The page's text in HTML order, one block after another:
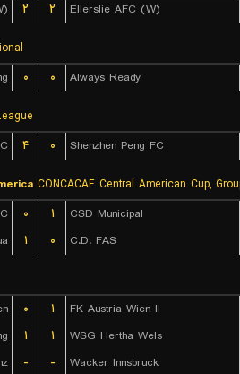
۲ ۲ Ellerslie AFC (W)
۰ ۰ Always Ready
۴ ۰ Shenzhen Peng FC
CONCACAF Central American Cup,
۰ ۱
CSD Municipal
۱ ۰ C.D. FAS
۰ ۱
FK Austria Wien II
۱ ۱
WSG Hertha Wels
- - Wacker Innsbruck